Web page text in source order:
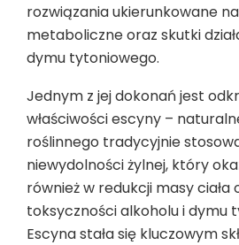
rozwiązania ukierunkowane
metaboliczne oraz skutki
dymu tytoniowego.
Jednym z jej dokonań jest
właściwości escyny –
roślinnego tradycyjnie
niewydolności żylnej, który
również w redukcji masy ciała
toksyczności alkoholu i dymu
Escyna stała się kluczowym